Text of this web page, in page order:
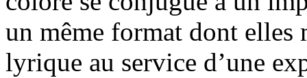
un même format dont elles
lyrique au service d’une